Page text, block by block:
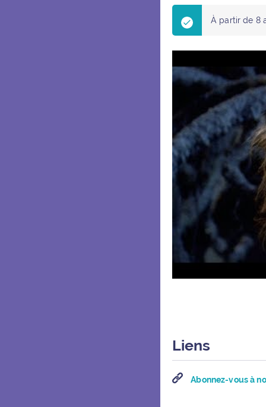
À partir de 8
Liens
Abonnez-vous à